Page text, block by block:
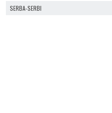
SERBA-SERBI